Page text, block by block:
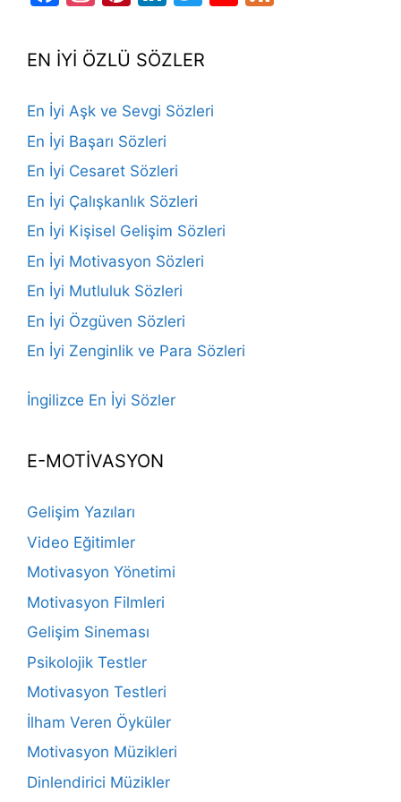
EN İYİ ÖZLÜ SÖZLER
En İyi Aşk ve Sevgi Sözleri
En İyi Başarı Sözleri
En İyi Cesaret Sözleri
En İyi Çalışkanlık Sözleri
En İyi Kişisel Gelişim Sözleri
En İyi Motivasyon Sözleri
En İyi Mutluluk Sözleri
En İyi Özgüven Sözleri
En İyi Zenginlik ve Para Sözleri
İngilizce En İyi Sözler
E-MOTİVASYON
Gelişim Yazıları
Video Eğitimler
Motivasyon Yönetimi
Motivasyon Filmleri
Gelişim Sineması
Psikolojik Testler
Motivasyon Testleri
İlham Veren Öyküler
Motivasyon Müzikleri
Dinlendirici Müzikler